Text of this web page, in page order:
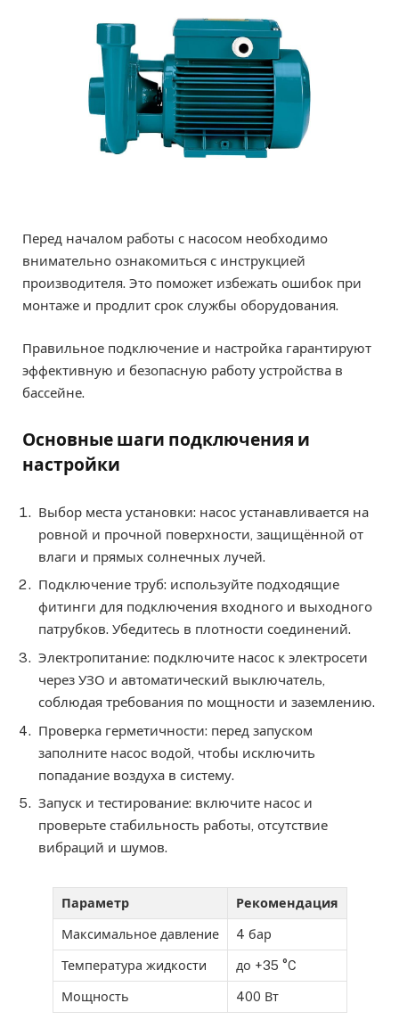
Перед началом работы с насосом необходимо
внимательно ознакомиться с инструкцией
производителя. Это поможет избежать ошибок при
монтаже и продлит срок службы оборудования.
Правильное подключение и настройка гарантируют
эффективную и безопасную работу устройства в
бассейне.
Основные шаги подключения и
настройки
Выбор места установки: насос устанавливается на
ровной и прочной поверхности, защищённой от
влаги и прямых солнечных лучей.
Подключение труб: используйте подходящие
фитинги для подключения входного и выходного
патрубков. Убедитесь в плотности соединений.
Электропитание: подключите насос к электросети
через УЗО и автоматический выключатель,
соблюдая требования по мощности и заземлению.
Проверка герметичности: перед запуском
заполните насос водой, чтобы исключить
попадание воздуха в систему.
Запуск и тестирование: включите насос и
проверьте стабильность работы, отсутствие
вибраций и шумов.
Параметр Рекомендация
Максимальное давление 4 бар
Температура жидкости до +35 °C
Мощность 400 Вт